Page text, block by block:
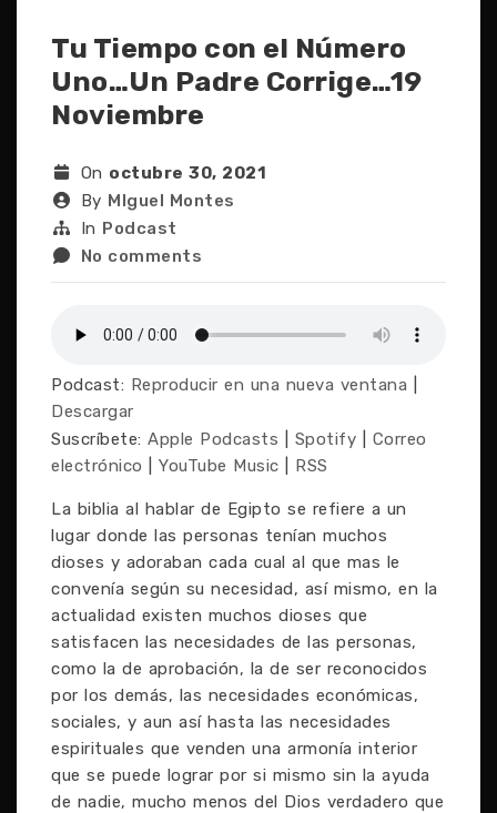
Tu Tiempo con el Número
Uno…Un Padre Corrige…19
Noviembre
On octubre 30, 2021
By MIguel Montes
In Podcast
No comments
Podcast: Reproducir en una nueva ventana
Descargar
Suscríbete: Apple Podcasts Spotify
Correo
electrónico
YouTube Music RSS
La biblia al hablar de Egipto se refiere a un
lugar donde las personas tenían muchos
dioses y adoraban cada cual al que mas le
convenía según su necesidad, así mismo, en la
actualidad existen muchos dioses que
satisfacen las necesidades de las personas,
como la de aprobación, la de ser reconocidos
por los demás, las necesidades económicas,
sociales, y aun así hasta las necesidades
espirituales que venden una armonía interior
que se puede lograr por si mismo sin la ayuda
de nadie, mucho menos del Dios verdadero que